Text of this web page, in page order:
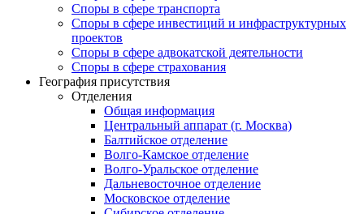
Споры в сфере транспорта
Cпоры в сфере инвестиций и инфраструктурных
проектов
Споры в сфере адвокатской деятельности
Споры в сфере страхования
География присутствия
Отделения
Общая информация
Центральный аппарат (г. Москва)
Балтийское отделение
Волго-Камское отделение
Волго-Уральское отделение
Дальневосточное отделение
Московское отделение